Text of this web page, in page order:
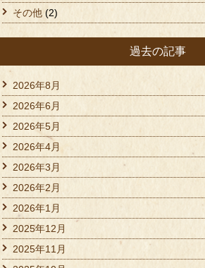
その他 (2)
過去の記事
2026年8月
2026年6月
2026年5月
2026年4月
2026年3月
2026年2月
2026年1月
2025年12月
2025年11月